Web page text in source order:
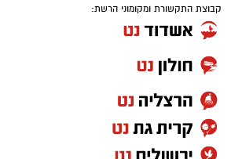
קבוצת התקשורת ומקומוני הרשת: